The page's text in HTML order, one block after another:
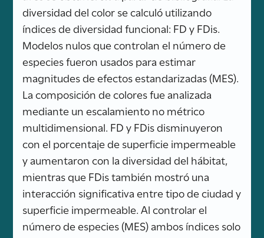
diversidad del color se calculó utilizando
índices de diversidad funcional: FD y FDis.
Modelos nulos que controlan el número de
especies fueron usados para estimar
magnitudes de efectos estandarizadas (MES).
La composición de colores fue analizada
mediante un escalamiento no métrico
multidimensional. FD y FDis disminuyeron
con el porcentaje de superficie impermeable
y aumentaron con la diversidad del hábitat,
mientras que FDis también mostró una
interacción significativa entre tipo de ciudad y
superficie impermeable. Al controlar el
número de especies (MES) ambos índices solo